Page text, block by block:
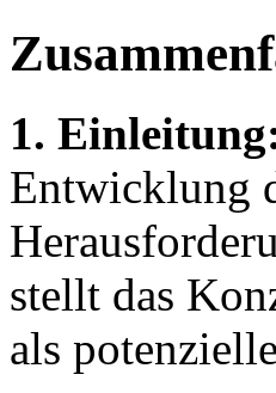
1.
Entwicklung
stellt das
als